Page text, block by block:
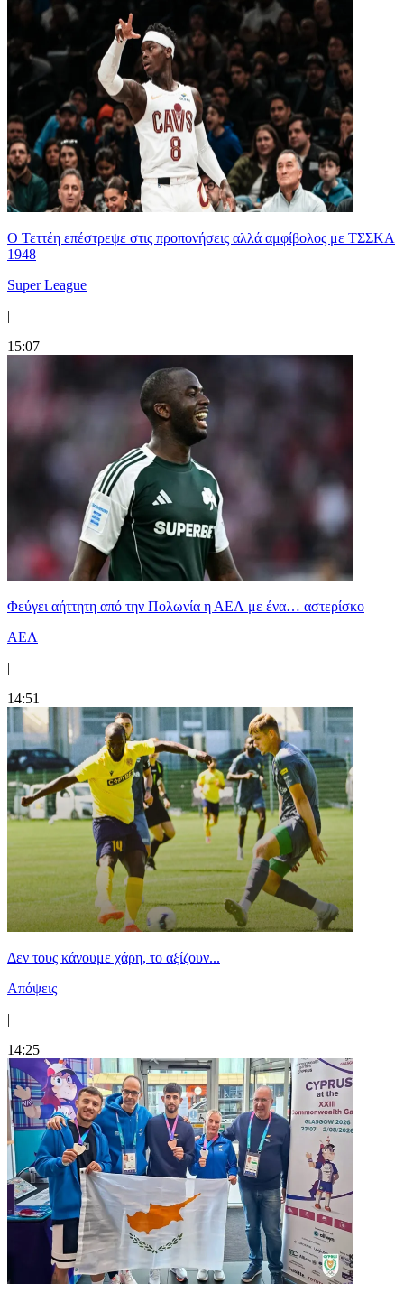
Ο Τεττέη επέστρεψε στις προπονήσεις αλλά αμφίβολος με ΤΣΣΚΑ
1948
Super League
|
15:07
Φεύγει αήττητη από την Πολωνία η ΑΕΛ με ένα… αστερίσκο
ΑΕΛ
|
14:51
Δεν τους κάνουμε χάρη, το αξίζουν...
Απόψεις
|
14:25